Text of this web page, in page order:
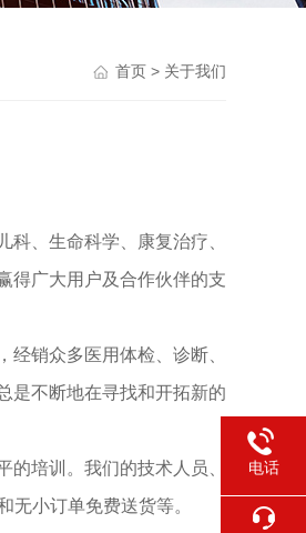
首页 > 关于我们
、生命科学、康复治疗、
得广大用户及合作伙伴的支
销众多医用体检、诊断、
是不断地在寻找和开拓新的
培训。我们的技术人员、
小订单免费送货等。
电话